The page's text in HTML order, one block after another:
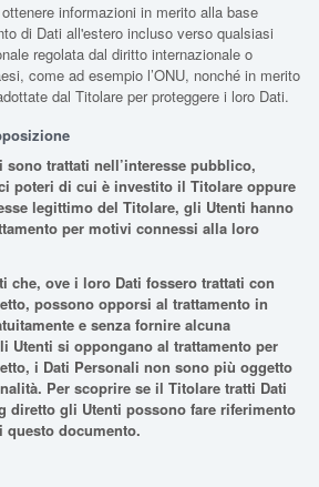
informazioni in merito alla base
di Dati all'estero incluso verso qualsiasi
regolata dal diritto internazionale o
come ad esempio l’ONU, nonché in merito
dal Titolare per proteggere i loro Dati.
sono trattati nell’interesse pubblico,
poteri di cui è investito il Titolare oppure
legittimo del Titolare, gli Utenti hanno
per motivi connessi alla loro
che, ove i loro Dati fossero trattati con
possono opporsi al trattamento in
e senza fornire alcuna
Utenti si oppongano al trattamento per
i Dati Personali non sono più oggetto
Per scoprire se il Titolare tratti Dati
diretto gli Utenti possono fare riferimento
documento.